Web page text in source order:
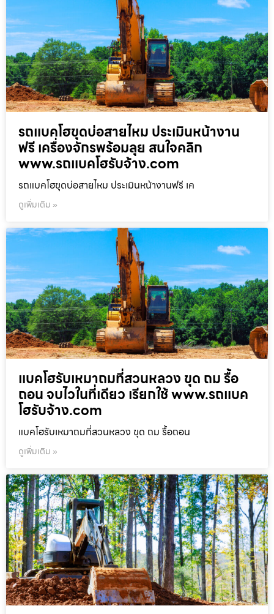
รถแบคโฮขุดบ่อสายไหม ประเมินหน้างาน
ฟรี เครื่องจักรพร้อมลุย สนใจคลิก
www.รถแบคโฮรับจ้าง.com
รถแบคโฮขุดบ่อสายไหม ประเมินหน้างานฟรี เค
ดูเพิ่มเติม »
แบคโฮรับเหมาถมที่สวนหลวง ขุด ถม รื้อ
ถอน จบไวในที่เดียว เรียกใช้ www.รถแบค
โฮรับจ้าง.com
แบคโฮรับเหมาถมที่สวนหลวง ขุด ถม รื้อถอน
ดูเพิ่มเติม »